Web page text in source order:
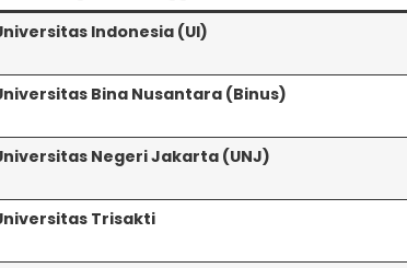
Indonesia (UI)
Bina Nusantara (Binus)
Negeri Jakarta (UNJ)
Trisakti